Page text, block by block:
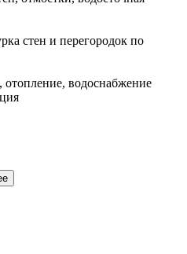
стен и перегородок по
водоснабжение